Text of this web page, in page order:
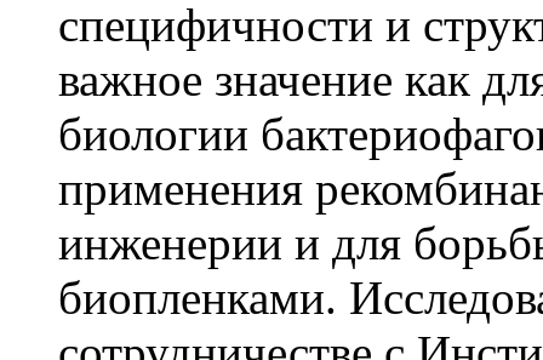
специфичности и
важное значение как
биологии
применения
инженерии и для
биопленками.